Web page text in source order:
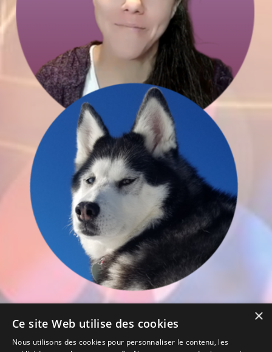
×
Ce site Web utilise des cookies
Nous utilisons des cookies pour personnaliser le contenu, les